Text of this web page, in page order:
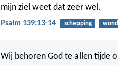
mijn ziel weet dat zeer wel.
Psalm 139:13-14 schepping
Wij behoren God te allen tijde